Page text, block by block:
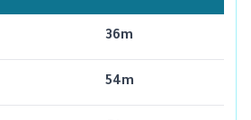
36m
54m